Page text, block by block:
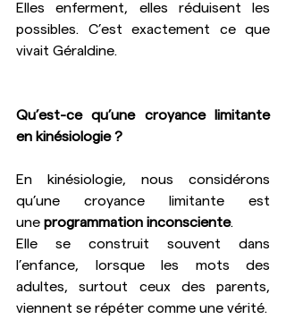
Elles enferment, elles réduisent les
possibles. C’est exactement ce que
vivait Géraldine.
Qu’est-ce qu’une croyance limitante
en kinésiologie ?
En kinésiologie, nous considérons
qu’une croyance limitante est
une programmation inconsciente.
Elle se construit souvent dans
l’enfance, lorsque les mots des
adultes, surtout ceux des parents,
viennent se répéter comme une vérité.